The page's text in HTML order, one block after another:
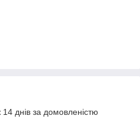
днів за домовленістю